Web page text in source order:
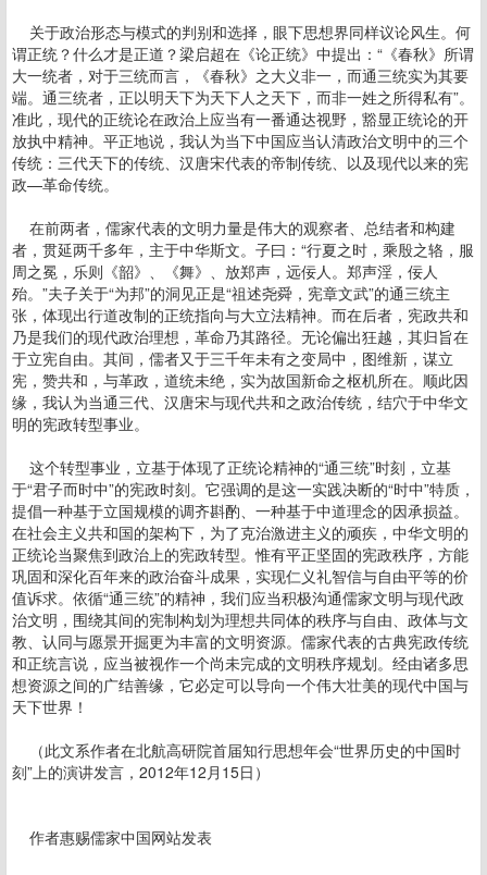
关于政治形态与模式的判别和选择，眼下思想界同样议论风生。何
谓正统？什么才是正道？梁启超在《论正统》中提出：“《春秋》所谓
大一统者，对于三统而言，《春秋》之大义非一，而通三统实为其要
端。通三统者，正以明天下为天下人之天下，而非一姓之所得私有”。
准此，现代的正统论在政治上应当有一番通达视野，豁显正统论的开
放执中精神。平正地说，我认为当下中国应当认清政治文明中的三个
传统：三代天下的传统、汉唐宋代表的帝制传统、以及现代以来的宪
政—革命传统。
在前两者，儒家代表的文明力量是伟大的观察者、总结者和构建
者，贯延两千多年，主于中华斯文。子曰：“行夏之时，乘殷之辂，服
周之冕，乐则《韶》、《舞》、放郑声，远佞人。郑声淫，佞人
殆。”夫子关于“为邦”的洞见正是“祖述尧舜，宪章文武”的通三统主
张，体现出行道改制的正统指向与大立法精神。而在后者，宪政共和
乃是我们的现代政治理想，革命乃其路径。无论偏出狂越，其归旨在
于立宪自由。其间，儒者又于三千年未有之变局中，图维新，谋立
宪，赞共和，与革政，道统未绝，实为故国新命之枢机所在。顺此因
缘，我认为当通三代、汉唐宋与现代共和之政治传统，结穴于中华文
明的宪政转型事业。
这个转型事业，立基于体现了正统论精神的“通三统”时刻，立基
于“君子而时中”的宪政时刻。它强调的是这一实践决断的“时中”特质，
提倡一种基于立国规模的调齐斟酌、一种基于中道理念的因承损益。
在社会主义共和国的架构下，为了克治激进主义的顽疾，中华文明的
正统论当聚焦到政治上的宪政转型。惟有平正坚固的宪政秩序，方能
巩固和深化百年来的政治奋斗成果，实现仁义礼智信与自由平等的价
值诉求。依循“通三统”的精神，我们应当积极沟通儒家文明与现代政
治文明，围绕其间的宪制构划为理想共同体的秩序与自由、政体与文
教、认同与愿景开掘更为丰富的文明资源。儒家代表的古典宪政传统
和正统言说，应当被视作一个尚未完成的文明秩序规划。经由诸多思
想资源之间的广结善缘，它必定可以导向一个伟大壮美的现代中国与
天下世界！
（此文系作者在北航高研院首届知行思想年会“世界历史的中国时
刻”上的演讲发言，2012年12月15日）
作者惠赐儒家中国网站发表